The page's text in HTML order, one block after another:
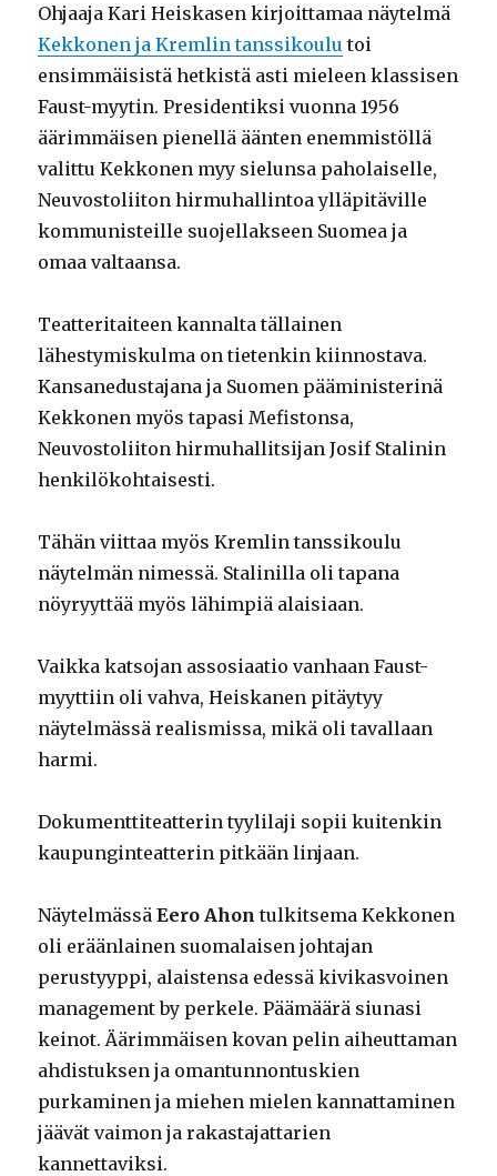
Ohjaaja Kari Heiskasen kirjoittamaa näytelmä
Kekkonen ja Kremlin tanssikoulu toi
ensimmäisistä hetkistä asti mieleen klassisen
Faust-myytin. Presidentiksi vuonna 1956
äärimmäisen pienellä äänten enemmistöllä
valittu Kekkonen myy sielunsa paholaiselle,
Neuvostoliiton hirmuhallintoa ylläpitäville
kommunisteille suojellakseen Suomea ja
omaa valtaansa.
Teatteritaiteen kannalta tällainen
lähestymiskulma on tietenkin kiinnostava.
Kansanedustajana ja Suomen pääministerinä
Kekkonen myös tapasi Mefistonsa,
Neuvostoliiton hirmuhallitsijan Josif Stalinin
henkilökohtaisesti.
Tähän viittaa myös Kremlin tanssikoulu
näytelmän nimessä. Stalinilla oli tapana
nöyryyttää myös lähimpiä alaisiaan.
Vaikka katsojan assosiaatio vanhaan Faust-
myyttiin oli vahva, Heiskanen pitäytyy
näytelmässä realismissa, mikä oli tavallaan
harmi.
Dokumenttiteatterin tyylilaji sopii kuitenkin
kaupunginteatterin pitkään linjaan.
NäytelmässäEero Ahon tulkitsema Kekkonen
oli eräänlainen suomalaisen johtajan
perustyyppi, alaistensa edessä kivikasvoinen
management by perkele. Päämäärä siunasi
keinot. Äärimmäisen kovan pelin aiheuttaman
ahdistuksen ja omantunnontuskien
purkaminen ja miehen mielen kannattaminen
jäävät vaimon ja rakastajattarien
kannettaviksi.